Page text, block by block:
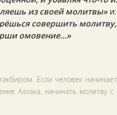
из своей молитвы»и:
совершить
омовение…»
Если человек
Аллаха, начинать молитву с